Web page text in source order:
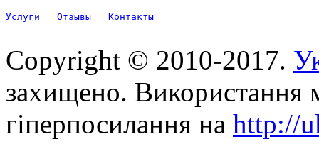
Услуги Отзывы Контакты
Copyright © 2010-2017.
захищено. Використання
гіперпосилання на http://